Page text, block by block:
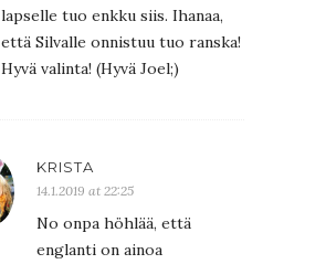
lapselle tuo enkku siis. Ihanaa,
että Silvalle onnistuu tuo ranska!
Hyvä valinta! (Hyvä Joel;)
KRISTA
14.1.2019 at 22:25
No onpa höhlää, että
englanti on ainoa